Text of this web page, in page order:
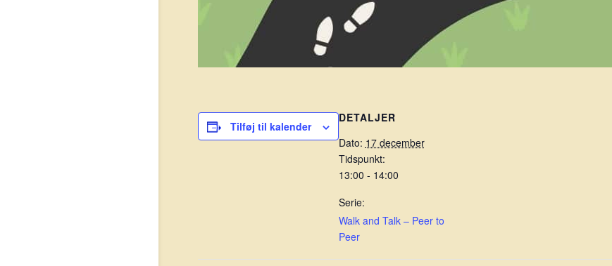
Tilføj til kalender
DETALJER
Dato: 17 december
Tidspunkt:
13:00 - 14:00
Serie:
Walk and Talk – Peer to
Peer